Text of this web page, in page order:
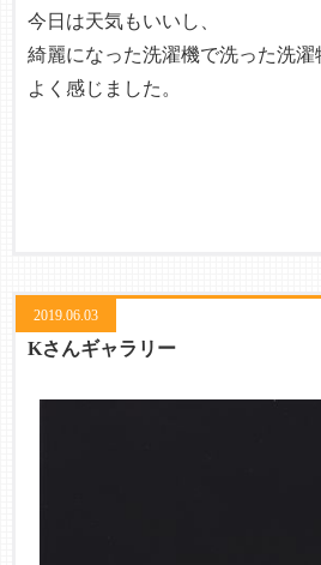
今日は天気もいいし、
綺麗になった洗濯機で洗った洗
よく感じました。
2019.06.03
Kさんギャラリー